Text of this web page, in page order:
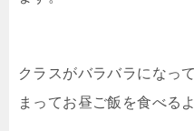
クラスがバラバラになっ
まってお昼ご飯を食べる